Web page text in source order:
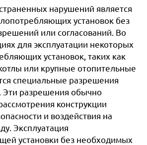
нарушений является
установок без
или согласований. Во
для эксплуатации некоторых
установок, таких как
или крупные отопительные
специальные разрешения
Эти разрешения обычно
конструкции
и воздействия на
Эксплуатация
установки без необходимых